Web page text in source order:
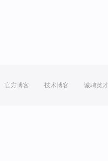
官方博客 技术博客 诚聘英才